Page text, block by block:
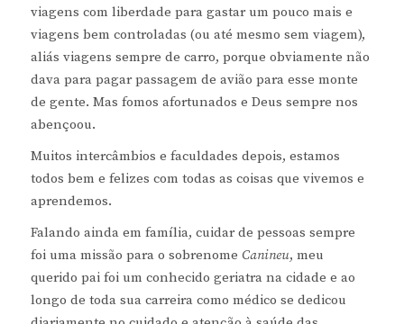
viagens com liberdade para gastar um pouco mais e
viagens bem controladas (ou até mesmo sem viagem),
aliás viagens sempre de carro, porque obviamente não
dava para pagar passagem de avião para esse monte
de gente. Mas fomos afortunados e Deus sempre nos
abençoou.
Muitos intercâmbios e faculdades depois, estamos
todos bem e felizes com todas as coisas que vivemos e
aprendemos.
Falando ainda em família, cuidar de pessoas sempre
foi uma missão para o sobrenome Canineu, meu
querido pai foi um conhecido geriatra na cidade e ao
longo de toda sua carreira como médico se dedicou